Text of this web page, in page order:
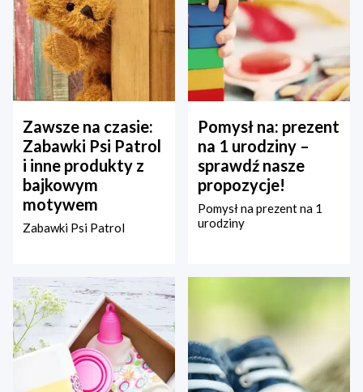
Zawsze na czasie:
Zabawki Psi Patrol
i inne produkty z
bajkowym
motywem
Zabawki Psi Patrol
Pomysł na: prezent
na 1 urodziny –
sprawdź nasze
propozycje!
Pomysł na prezent na 1
urodziny